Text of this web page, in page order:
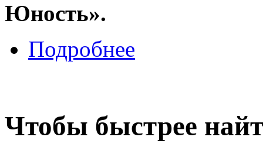
Юность».
Подробнее
Чтобы быстрее